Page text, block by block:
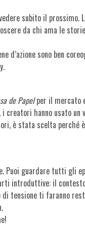
subito il prossimo.
da chi ama le
d’azione sono ben
de Papelper il mercato
hanno usato
è stata scelta perché
guardare tutti gli
introduttive: il
di tensione ti faranno